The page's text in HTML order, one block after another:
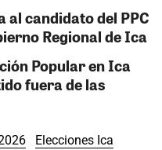
al candidato del PPC
Regional de Ica
Popular en Ica
fuera de las
Elecciones Ica